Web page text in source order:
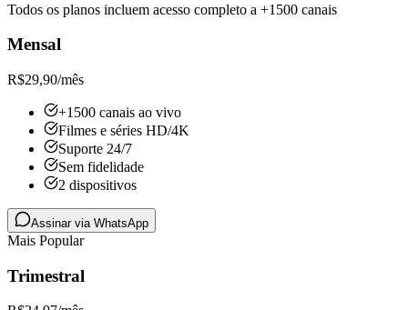
Todos os planos incluem acesso completo a +1500 canais
Mensal
R$29,90/mês
+1500 canais ao vivo
Filmes e séries HD/4K
Suporte 24/7
Sem fidelidade
2 dispositivos
Assinar via WhatsApp
Mais Popular
Trimestral